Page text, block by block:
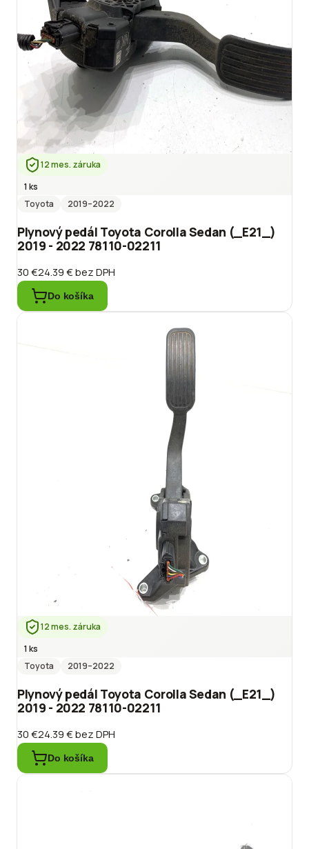
12 mes. záruka
1 ks
Toyota
2019–2022
Plynový pedál Toyota Corolla Sedan (_E21_)
2019 - 2022 78110-02211
30 €24.39 €bez DPH
Do košíka
12 mes. záruka
1 ks
Toyota
2019–2022
Plynový pedál Toyota Corolla Sedan (_E21_)
2019 - 2022 78110-02211
30 €24.39 €bez DPH
Do košíka